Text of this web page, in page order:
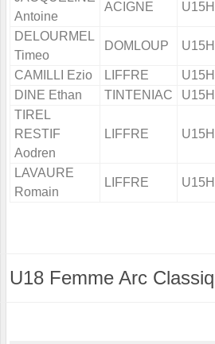
Antoine
ACIGNE
DELOURMEL
Timeo
DOMLOUP
CAMILLI Ezio LIFFRE
DINE Ethan
TINTENIAC
TIREL
RESTIF
Aodren
LIFFRE
LAVAURE
Romain
LIFFRE
U18 Femme Arc